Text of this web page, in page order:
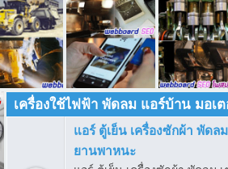
เครื่องใช้ไฟฟ้า พัดลม แอร์บ้าน มอเ
แอร์ ตู้เย็น เครื่องซักผ้า พัดล
ยานพาหนะ